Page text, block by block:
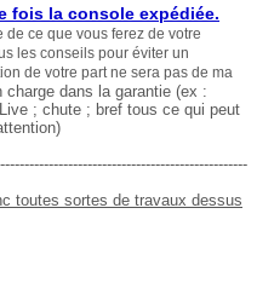
fois la console expédiée.
ce que vous ferez de votre
les conseils pour éviter un
de votre part ne sera pas de ma
charge dans la garantie (ex :
; chute ; bref tous ce qui peut
toutes sortes de travaux dessus